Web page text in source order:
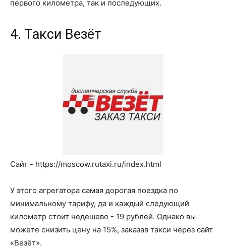
первого километра, так и последующих.
4. Такси Везёт
Сайт - https://moscow.rutaxi.ru/index.html
У этого агрегатора самая дорогая поездка по
минимальному тарифу, да и каждый следующий
километр стоит недешево - 19 рублей. Однако вы
можете снизить цену на 15%, заказав такси через сайт
«Везёт».